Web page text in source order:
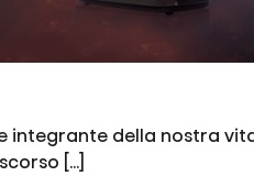
integrante della nostra
[…]